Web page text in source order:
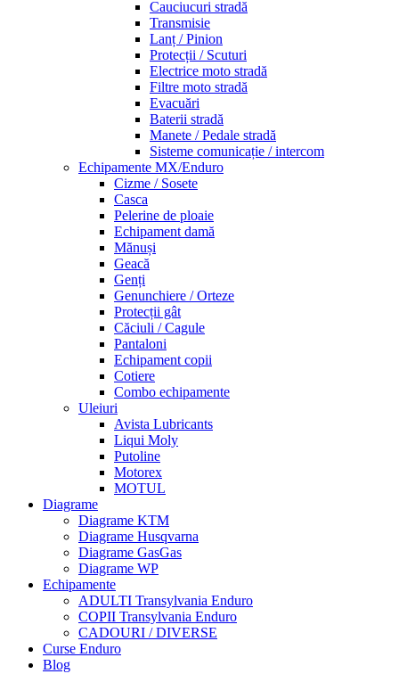
Cauciucuri stradă
Transmisie
Lanț / Pinion
Protecții / Scuturi
Electrice moto stradă
Filtre moto stradă
Evacuări
Baterii stradă
Manete / Pedale stradă
Sisteme comunicație / intercom
Echipamente MX/Enduro
Cizme / Sosete
Casca
Pelerine de ploaie
Echipament damă
Mănuși
Geacă
Genți
Genunchiere / Orteze
Protecții gât
Căciuli / Cagule
Pantaloni
Echipament copii
Cotiere
Combo echipamente
Uleiuri
Avista Lubricants
Liqui Moly
Putoline
Motorex
MOTUL
Diagrame
Diagrame KTM
Diagrame Husqvarna
Diagrame GasGas
Diagrame WP
Echipamente
ADULTI Transylvania Enduro
COPII Transylvania Enduro
CADOURI / DIVERSE
Curse Enduro
Blog